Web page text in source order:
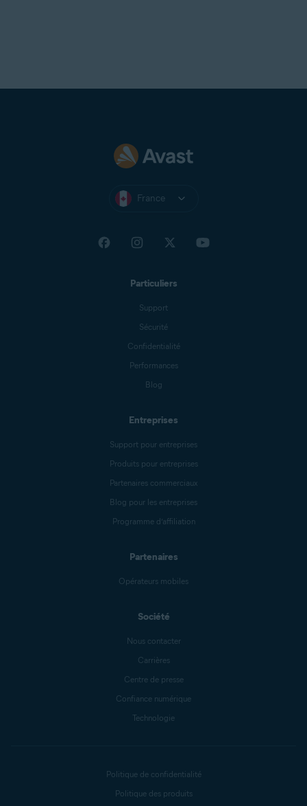
France
Particuliers
Support
Sécurité
Confidentialité
Performances
Blog
Entreprises
Support pour entreprises
Produits pour entreprises
Partenaires commerciaux
Blog pour les entreprises
Programme d’affiliation
Partenaires
Opérateurs mobiles
Société
Nous contacter
Carrières
Centre de presse
Confiance numérique
Technologie
Politique de confidentialité
Politique des produits